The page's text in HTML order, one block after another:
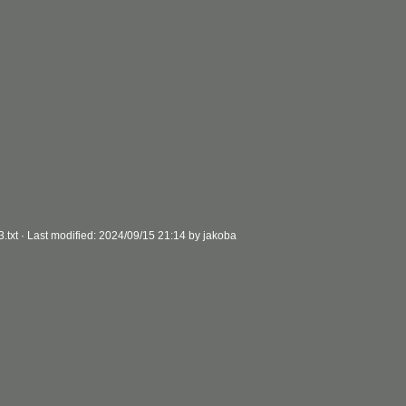
· Last modified: 2024/09/15 21:14 by jakoba